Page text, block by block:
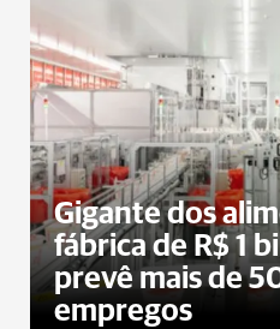
Gigante dos
fábrica de R$ 1
prevê mais de
empregos